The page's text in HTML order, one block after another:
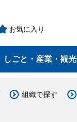
お気に入り
しごと・産業・観光
組織で探す